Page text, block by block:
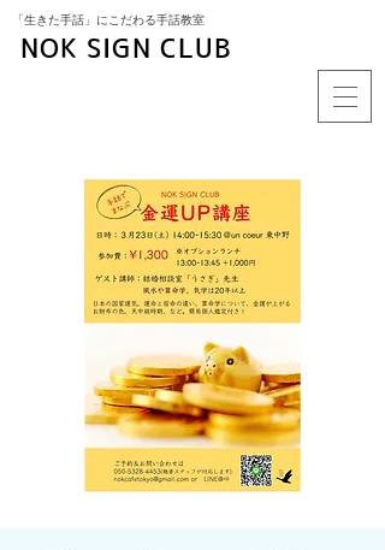
​「生きた手話」にこだわる手話教室
NOK SIGN CLUB